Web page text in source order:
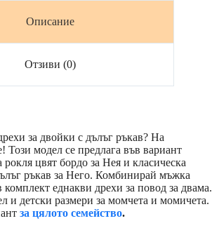
Описание
Отзиви (0)
за двойки с дълъг ръкав? На
Този модел се предлага във вариант
цвят бордо за Нея и класическа
ръкав за Него. Комбинирай мъжка
комплект еднакви дрехи за повод за двама.
и детски размери за момчета и момичета.
за цялото семейство.